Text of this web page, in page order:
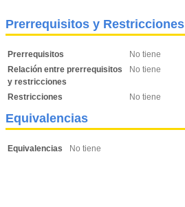
Prerrequisitos y Restricciones
Prerrequisitos
No tiene
Relación entre prerrequisitos
y restricciones
No tiene
Restricciones No tiene
Equivalencias
Equivalencias No tiene